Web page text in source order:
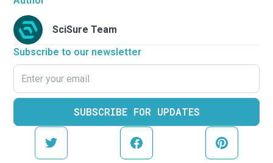
SciSure Team
Subscribe to our newsletter